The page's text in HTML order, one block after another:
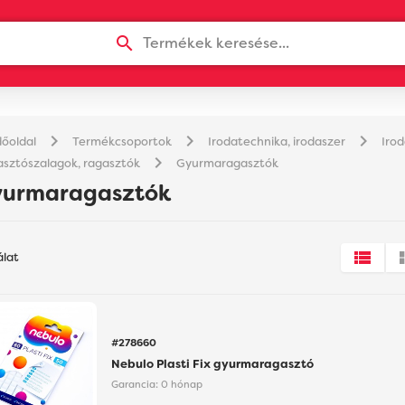
Termékek keresése...
chevron_right Termékcsoportok chevron_right Irodatechnika, irodaszer chevron_right
ragasztók chevron_right Gyurmaragasztók
#278660
Nebulo Plasti Fix gyurmaragasztó
Garancia: 0 hónap